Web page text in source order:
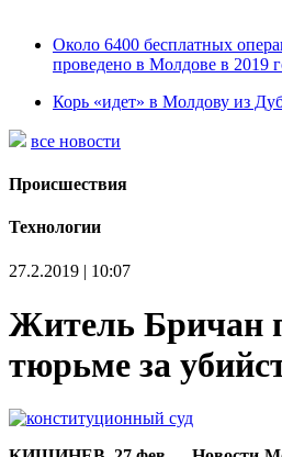
Около 6400 бесплатных
проведено в Молдове в 2019
Корь «идет» в Молдову из
все новости
Происшествия
Технологии
27.2.2019 | 10:07
Житель Бричан
тюрьме за